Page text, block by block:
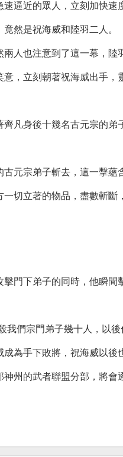
逼近的眾人，立刻加快速
然是祝海威和陸羽二人。
人也注意到了這一幕，
，立刻朝著祝海威出手，
凡身後十幾名古元宗的弟
元宗弟子斬去，這一擊蘊
切立著的物品，盡數斬
門下弟子的同時，他瞬間
我們宗門弟子幾十人，以
為手下敗將，祝海威以後
州的武者聯盟分部，將會